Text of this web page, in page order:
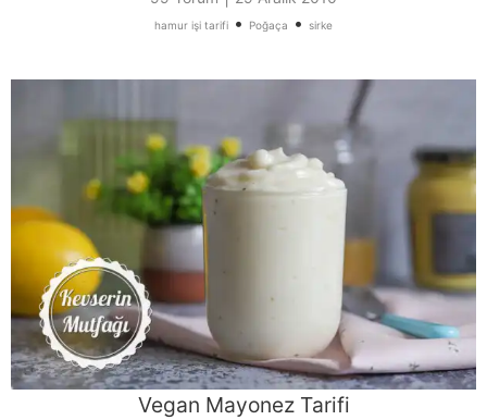
hamur işi tarifi • Poğaça • sirke
Vegan Mayonez Tarifi